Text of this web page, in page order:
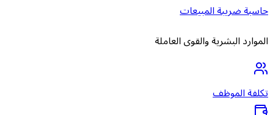
حاسبة ضريبة المبيعات
الموارد البشرية والقوى العاملة
تكلفة الموظف